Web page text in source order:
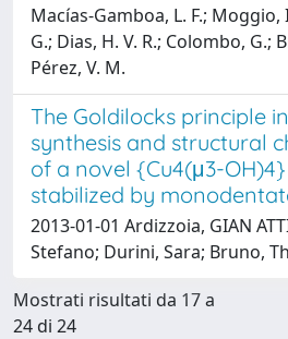
Macías-Gamboa, L. F.; Moggio,
G.; Dias, H. V. R.; Colombo, G.;
Pérez, V. M.
The Goldilocks principle
synthesis and structural
of a novel {Cu4(μ3-
stabilized by
2013-01-01 Ardizzoia, GIAN
Stefano; Durini, Sara; Bruno,
Mostrati risultati da 17 a
24 di 24